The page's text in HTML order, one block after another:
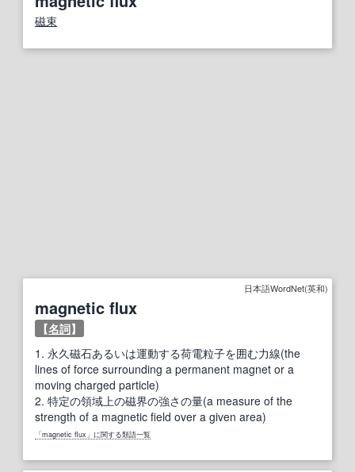
磁束
日本語WordNet(英和)
magnetic flux
【名詞】
1. 永久磁石あるいは運動する荷電粒子を囲む力線(the
lines of force surrounding a permanent magnet or a
moving charged particle)
2. 特定の領域上の磁界の強さの量(a measure of the
strength of a magnetic field over a given area)
「magnetic flux」に関する類語一覧